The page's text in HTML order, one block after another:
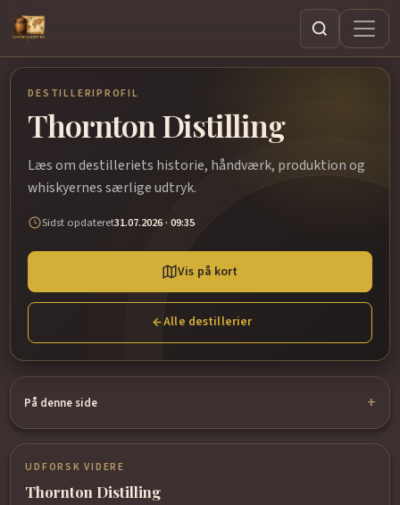
Søg
DESTILLERIPROFIL
Thornton Distilling
Læs om destilleriets historie, håndværk, produktion og
whiskyernes særlige udtryk.
Sidst opdateret31.07.2026 · 09:35
Vis på kort
Alle destillerier
På denne side
UDFORSK VIDERE
Thornton Distilling